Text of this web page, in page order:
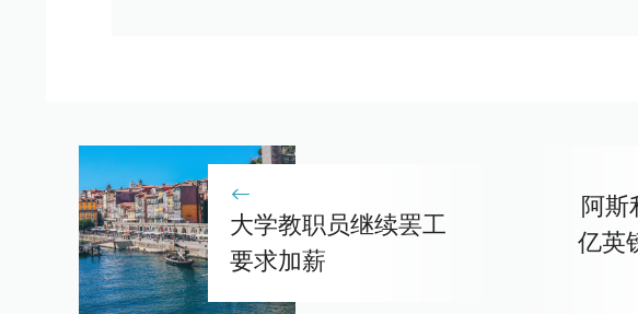
大学教职员继续罢工
要求加薪
阿斯
亿英